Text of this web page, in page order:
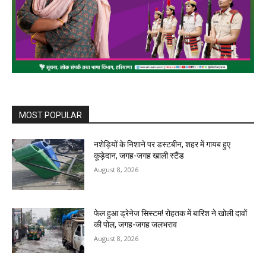
MOST POPULAR
नशेड़ियों के निशाने पर डस्टबीन, शहर में गायब हुए
कूड़ेदान, जगह-जगह खाली स्टैंड
August 8, 2026
फेल हुआ ड्रेनेज सिस्टम! रोहतक में बारिश ने खोली दावों
की पोल, जगह-जगह जलभराव
August 8, 2026